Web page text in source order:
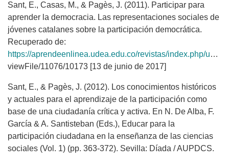
Sant, E., Casas, M., & Pagès, J. (2011). Participar para
aprender la democracia. Las representaciones sociales de
jóvenes catalanes sobre la participación democrática.
Recuperado de:
https://aprendeenlinea.udea.edu.co/revistas/index.php/unip/article/
viewFile/11076/10173 [13 de junio de 2017]
Sant, E., & Pagès, J. (2012). Los conocimientos históricos
y actuales para el aprendizaje de la participación como
base de una ciudadanía crítica y activa. En N. De Alba, F.
García & A. Santisteban (Eds.), Educar para la
participación ciudadana en la enseñanza de las ciencias
sociales (Vol. 1) (pp. 363-372). Sevilla: Díada / AUPDCS.